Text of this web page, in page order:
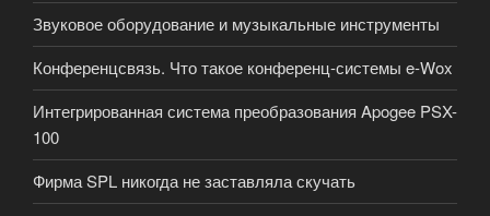
Звуковое оборудование и музыкальные инструменты
Конференцсвязь. Что такое конференц-системы e-Wox
Интегрированная система преобразования Apogee PSX-
100
Фирма SPL никогда не заставляла скучать